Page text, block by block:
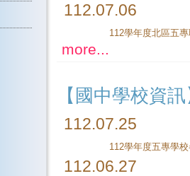
112.07.06
more...
【國中學校資
112.07.25
112學年度五專學
112.06.27